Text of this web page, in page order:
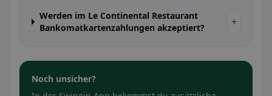
Werden im Le Continental Restaurant
Bankomatkartenzahlungen akzeptiert?
+
Noch unsicher?